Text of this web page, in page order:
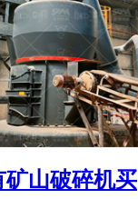
山破碎机买